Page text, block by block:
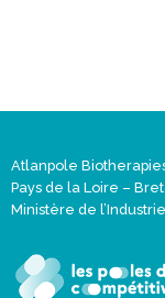
Atlanpole
Pays de la Loire –
Ministère de